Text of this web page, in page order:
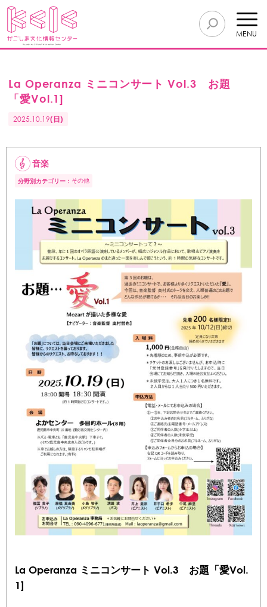
MENU
La Operanza ミニコンサート Vol.3 お題
「愛Vol.1]
2025.10.19(日)
音楽
分野別カテゴリー： その他
La Operanza ミニコンサート Vol.3 お題「愛Vol.
1]